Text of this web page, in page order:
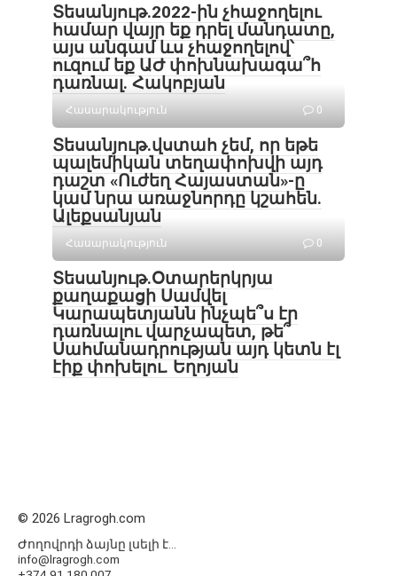
Տեսանյութ․2022-ին չհաջողելու
համար վայր եք դրել մանդատը,
այս անգամ ևս չհաջողելով՝
ուզում եք ԱԺ փոխնախագա՞հ
դառնալ. Հակոբյան
Հասարակություն 0
Տեսանյութ․վստահ չեմ, որ եթե
պալեմիկան տեղափոխվի այդ
դաշտ «Ուժեղ Հայաստան»-ը
կամ նրա առաջնորդը կշահեն․
Ալեքսանյան
Հասարակություն 0
Տեսանյութ․Օտարերկրյա
քաղաքացի Սամվել
Կարապետյանն ինչպե՞ս էր
դառնալու վարչապետ, թե՞
Սահմանադրության այդ կետն էլ
էիք փոխելու. Եղոյան
© 2026 Lragrogh.com
Ժողովրդի ձայնը լսելի է...
info@lragrogh.com